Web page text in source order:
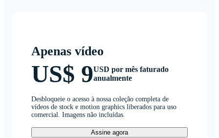
Apenas vídeo
US$ 9USD por mês faturado
anualmente
Desbloqueie o acesso à nossa coleção completa de
vídeos de stock e motion graphics liberados para uso
comercial. Imagens não incluídas.
Assine agora